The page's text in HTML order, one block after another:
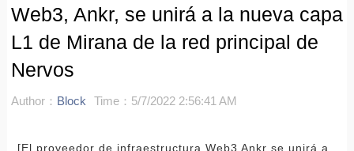
Web3, Ankr, se unirá a la nueva capa
L1 de Mirana de la red principal de
Nervos
Author： Block Time：5/7/2022 2:56:41 AM
[El proveedor de infraestructura Web3 Ankr se unirá a